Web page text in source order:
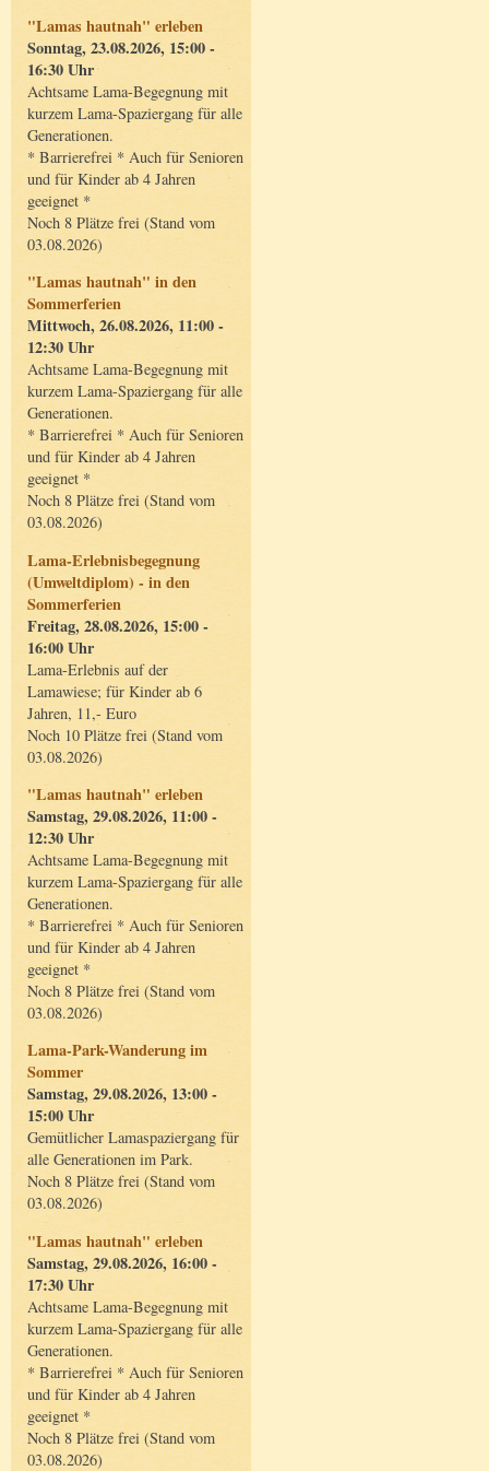
"Lamas hautnah" erleben
Sonntag, 23.08.2026, 15:00 -
16:30 Uhr
Achtsame Lama-Begegnung mit
kurzem Lama-Spaziergang für alle
Generationen.
* Barrierefrei * Auch für Senioren
und für Kinder ab 4 Jahren
geeignet *
Noch 8 Plätze frei (Stand vom
03.08.2026)
"Lamas hautnah" in den
Sommerferien
Mittwoch, 26.08.2026, 11:00 -
12:30 Uhr
Achtsame Lama-Begegnung mit
kurzem Lama-Spaziergang für alle
Generationen.
* Barrierefrei * Auch für Senioren
und für Kinder ab 4 Jahren
geeignet *
Noch 8 Plätze frei (Stand vom
03.08.2026)
Lama-Erlebnisbegegnung
(Umweltdiplom) - in den
Sommerferien
Freitag, 28.08.2026, 15:00 -
16:00 Uhr
Lama-Erlebnis auf der
Lamawiese; für Kinder ab 6
Jahren, 11,- Euro
Noch 10 Plätze frei (Stand vom
03.08.2026)
"Lamas hautnah" erleben
Samstag, 29.08.2026, 11:00 -
12:30 Uhr
Achtsame Lama-Begegnung mit
kurzem Lama-Spaziergang für alle
Generationen.
* Barrierefrei * Auch für Senioren
und für Kinder ab 4 Jahren
geeignet *
Noch 8 Plätze frei (Stand vom
03.08.2026)
Lama-Park-Wanderung im
Sommer
Samstag, 29.08.2026, 13:00 -
15:00 Uhr
Gemütlicher Lamaspaziergang für
alle Generationen im Park.
Noch 8 Plätze frei (Stand vom
03.08.2026)
"Lamas hautnah" erleben
Samstag, 29.08.2026, 16:00 -
17:30 Uhr
Achtsame Lama-Begegnung mit
kurzem Lama-Spaziergang für alle
Generationen.
* Barrierefrei * Auch für Senioren
und für Kinder ab 4 Jahren
geeignet *
Noch 8 Plätze frei (Stand vom
03.08.2026)